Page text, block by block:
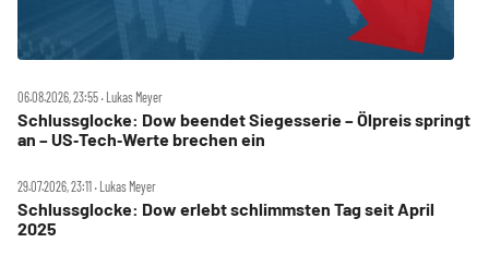
06.08.2026, 23:55 ‧ Lukas Meyer
Schlussglocke: Dow beendet Siegesserie – Ölpreis springt
an – US‑Tech‑Werte brechen ein
29.07.2026, 23:11 ‧ Lukas Meyer
Schlussglocke: Dow erlebt schlimmsten Tag seit April
2025